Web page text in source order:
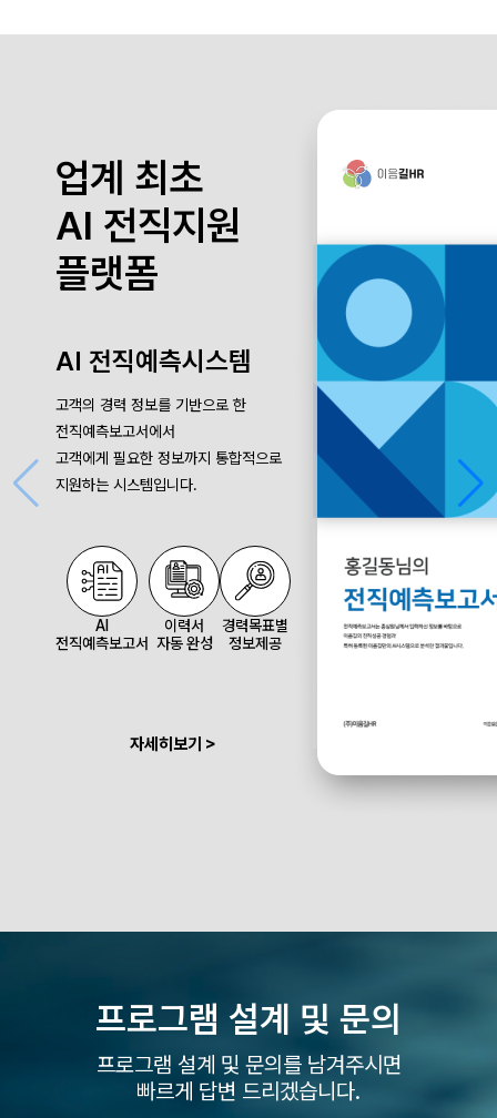
업계 최초
AI 전직지원
플랫폼
AI 전직예측시스템
고객의 경력 정보를 기반으로 한
전직예측보고서에서
고객에게 필요한 정보까지 통합적으로
지원하는 시스템입니다.
AI
전직예측보고서
이력서
자동 완성
경력목표별
정보제공
자세히보기 >
프로그램 설계 및 문의
프로그램 설계 및 문의를 남겨주시면
빠르게 답변 드리겠습니다.